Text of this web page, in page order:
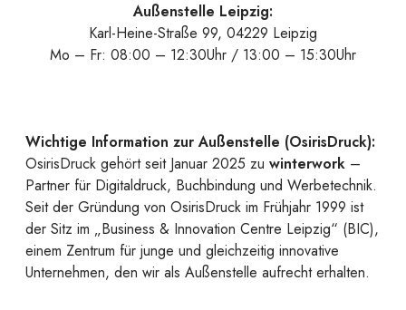
Außenstelle Leipzig:
Karl-Heine-Straße 99, 04229 Leipzig
Mo – Fr: 08:00 – 12:30Uhr / 13:00 – 15:30Uhr
Wichtige Information zur Außenstelle (OsirisDruck):
OsirisDruck gehört seit Januar 2025 zu winterwork –
Partner für Digitaldruck, Buchbindung und Werbetechnik.
Seit der Gründung von OsirisDruck im Frühjahr 1999 ist
der Sitz im „Business & Innovation Centre Leipzig“ (BIC),
einem Zentrum für junge und gleichzeitig innovative
Unternehmen, den wir als Außenstelle aufrecht erhalten.